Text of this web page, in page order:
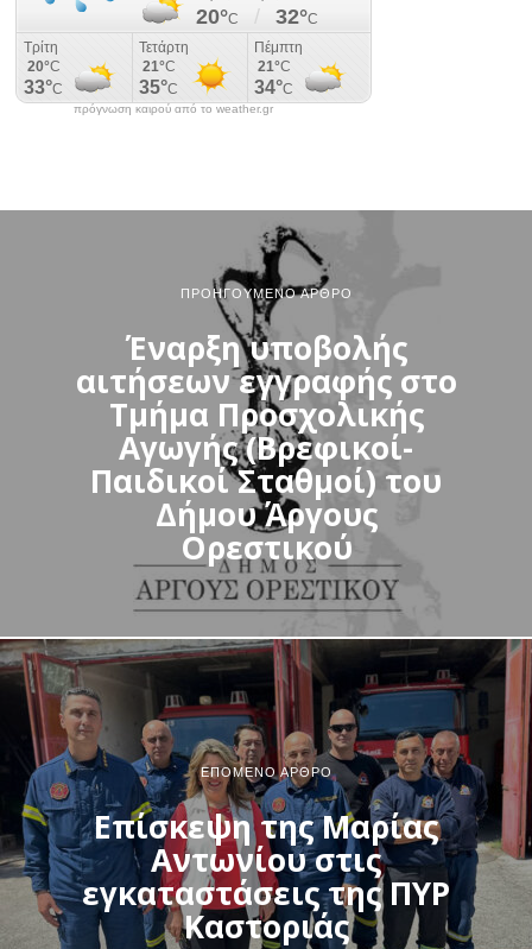
πρόγνωση καιρού από το weather.gr
ΠΡΟΗΓΟΎΜΕΝΟ ΆΡΘΡΟ
Έναρξη υποβολής
αιτήσεων εγγραφής στο
Τμήμα Προσχολικής
Αγωγής (Βρεφικοί-
Παιδικοί Σταθμοί) του
Δήμου Άργους
Ορεστικού
ΕΠΌΜΕΝΟ ΆΡΘΡΟ
Επίσκεψη της Μαρίας
Αντωνίου στις
εγκαταστάσεις της ΠΥΡ
Καστοριάς